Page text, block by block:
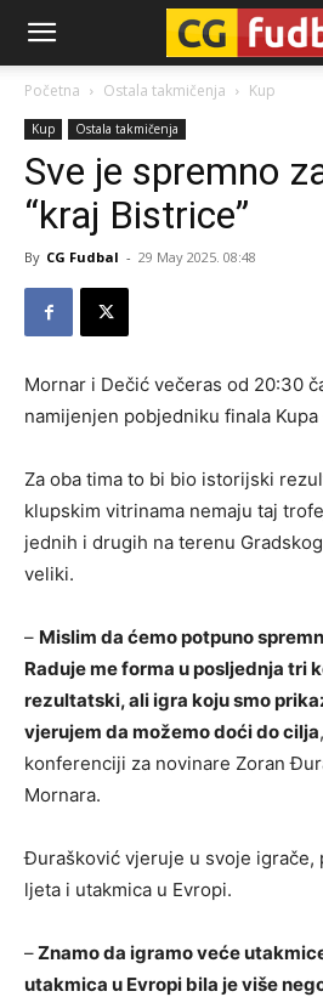
CG-
Fudbal
Početna Ostala takmičenja Kup
Kup Ostala takmičenja
Sve je spremno
“kraj Bistrice”
By CG Fudbal - 29 May 2025. 08:48
Mornar i Dečić večeras od 20:30
namijenjen pobjedniku finala Kupa
Za oba tima to bi bio istorijski
klupskim vitrinama nemaju taj
jednih i drugih na terenu
veliki.
– Mislim da ćemo potpuno
Raduje me forma u posljednja tri
rezultatski, ali igra koju smo
vjerujem da možemo doći do cilja
konferenciji za novinare Zoran
Mornara.
Đurašković vjeruje u svoje igrače,
ljeta i utakmica u Evropi.
–Znamo da igramo veće
utakmica u Evropi bila je više